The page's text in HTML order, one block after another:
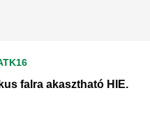
falra akasztható HIE.